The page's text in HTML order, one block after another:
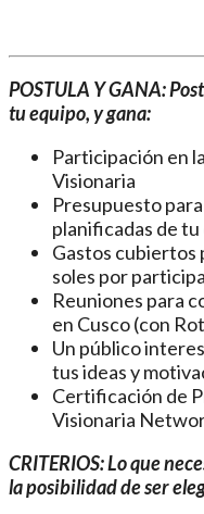
POSTULA Y GANA:
tu equipo, y gana:
Participación en
Visionaria
Presupuesto
planificadas de
Gastos cubiertos
soles por
Reuniones para
en Cusco (con
Un público
tus ideas y
Certificación de
Visionaria
CRITERIOS: Lo que
la posibilidad de ser